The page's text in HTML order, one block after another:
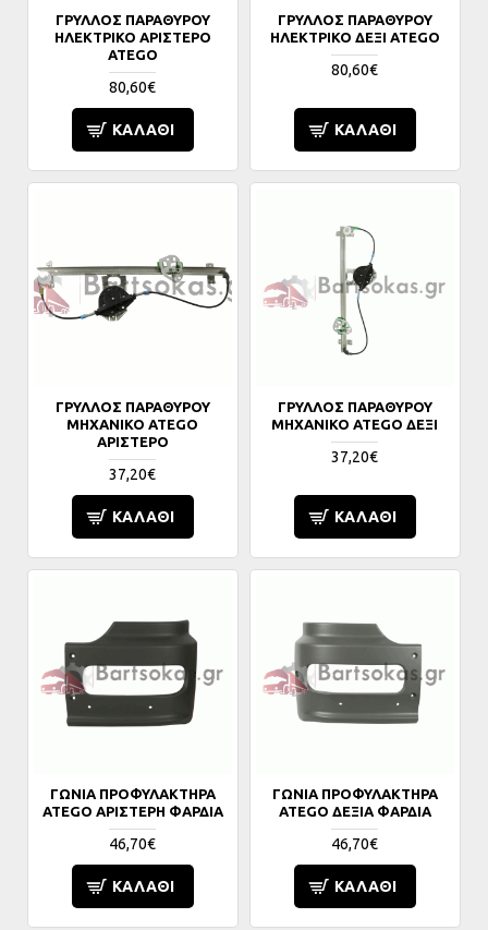
ΓΡΥΛΛΟΣ ΠΑΡΑΘΥΡΟΥ
ΗΛΕΚΤΡΙΚΟ ΑΡΙΣΤΕΡΟ
ATEGO
80,60€
ΚΑΛΆΘΙ
ΓΡΥΛΛΟΣ ΠΑΡΑΘΥΡΟΥ
ΗΛΕΚΤΡΙΚΟ ΔΕΞΙ ATEGO
80,60€
ΚΑΛΆΘΙ
ΓΡΥΛΛΟΣ ΠΑΡΑΘΥΡΟΥ
ΜΗΧΑΝΙΚΟ ATEGO
ΑΡΙΣΤΕΡΟ
37,20€
ΚΑΛΆΘΙ
ΓΡΥΛΛΟΣ ΠΑΡΑΘΥΡΟΥ
ΜΗΧΑΝΙΚΟ ATEGO ΔΕΞΙ
37,20€
ΚΑΛΆΘΙ
ΓΩΝΙΑ ΠΡΟΦΥΛΑΚΤΗΡΑ
ATEGO ΑΡΙΣΤΕΡΗ ΦΑΡΔΙΑ
46,70€
ΚΑΛΆΘΙ
ΓΩΝΙΑ ΠΡΟΦΥΛΑΚΤΗΡΑ
ATEGO ΔΕΞΙΑ ΦΑΡΔΙΑ
46,70€
ΚΑΛΆΘΙ